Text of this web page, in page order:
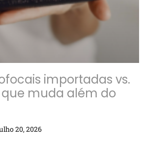
importadas vs.
que muda além do
20, 2026